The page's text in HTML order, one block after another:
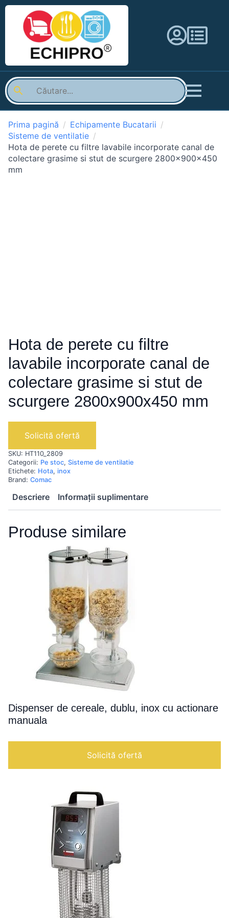
Prima pagină
Echipamente Bucatarii
Sisteme de ventilatie
Hota de perete cu filtre lavabile incorporate canal de
colectare grasime si stut de scurgere 2800x900x450
mm
Hota de perete cu filtre
lavabile incorporate canal de
colectare grasime si stut de
scurgere 2800x900x450 mm
Solicită ofertă
SKU: HT110_2809
Categorii: Pe stoc, Sisteme de ventilatie
Etichete: Hota, inox
Brand: Comac
Descriere Informații suplimentare
Produse similare
Dispenser de cereale, dublu, inox cu actionare
manuala
Solicită ofertă